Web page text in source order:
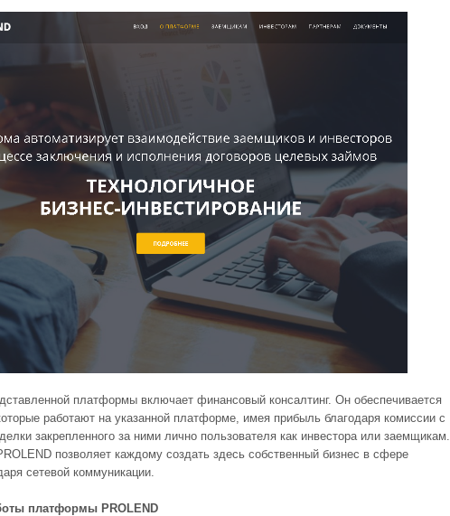
платформы включает финансовый консалтинг. Он обеспечивается
работают на указанной платформе, имея прибыль благодаря комиссии с
закрепленного за ними лично пользователя как инвестора или заемщикам.
позволяет каждому создать здесь собственный бизнес в сфере
сетевой коммуникации.
платформы PROLEND